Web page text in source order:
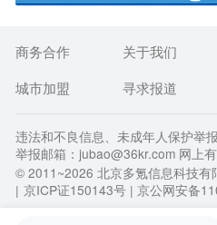
商务合作 关于我们
城市加盟
寻求报道
违法和不良信息、未成年人保护举
举报邮箱：jubao@36kr.com 网上
© 2011~2026 北京多氪信息科技有
| 京ICP证150143号 | 京公网安备